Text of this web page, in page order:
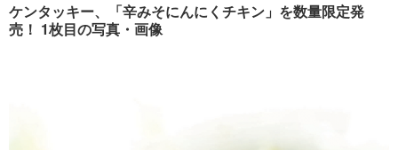
音楽 スポーツ
ペット ショッピング
プッシュ通知の停止方法
ケンタッキー、「辛みそにんにくチキン」を数量限定発
売！ 1枚目の写真・画像